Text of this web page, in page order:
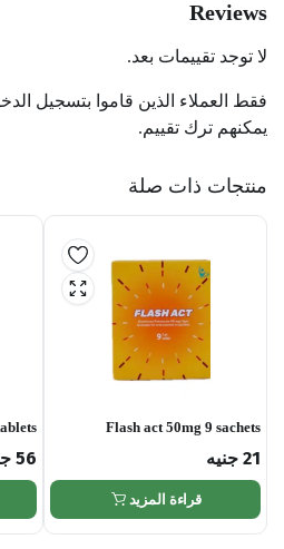
Reviews
لا توجد تقييمات بعد.
فقط العملاء الذين قاموا بتسجيل
يمكنهم ترك تقييم.
منتجات ذات صلة
Flash act 50mg 9 sachets
21 جنيه
قراءة المزيد
56